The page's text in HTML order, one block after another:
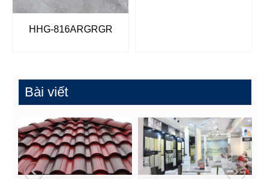
HHG-816ARGRGR
Bài viết